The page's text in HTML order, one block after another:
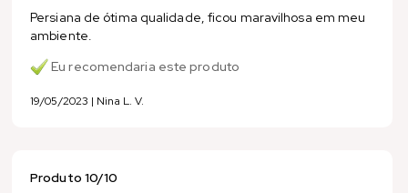
Persiana de ótima qualidade, ficou maravilhosa em meu
ambiente.
Eu recomendaria este produto
19/05/2023 | Nina L. V.
Produto 10/10